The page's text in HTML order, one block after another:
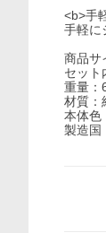
<b>手
手軽に
商品サ
セット
重量：
材質：
本体色
製造国